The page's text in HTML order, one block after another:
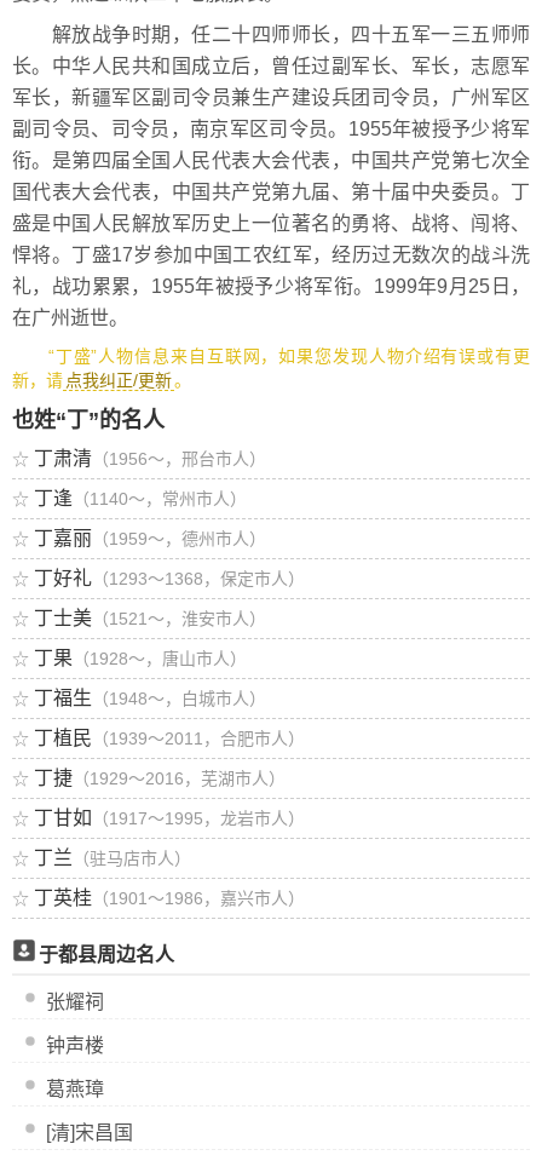
解放战争时期，任二十四师师长，四十五军一三五师师
长。中华人民共和国成立后，曾任过副军长、军长，志愿军
军长，新疆军区副司令员兼生产建设兵团司令员，广州军区
副司令员、司令员，南京军区司令员。1955年被授予少将军
衔。是第四届全国人民代表大会代表，中国共产党第七次全
国代表大会代表，中国共产党第九届、第十届中央委员。丁
盛是中国人民解放军历史上一位著名的勇将、战将、闯将、
悍将。丁盛17岁参加中国工农红军，经历过无数次的战斗洗
礼，战功累累，1955年被授予少将军衔。1999年9月25日，
在广州逝世。
“丁盛”人物信息来自互联网，如果您发现人物介绍有误或有更
新，请 点我纠正/更新。
也姓“丁”的名人
☆ 丁肃清 （1956～，邢台市人）
☆ 丁逢 （1140～，常州市人）
☆ 丁嘉丽 （1959～，德州市人）
☆ 丁好礼 （1293～1368，保定市人）
☆ 丁士美 （1521～，淮安市人）
☆ 丁果 （1928～，唐山市人）
☆ 丁福生 （1948～，白城市人）
☆ 丁植民 （1939～2011，合肥市人）
☆ 丁捷 （1929～2016，芜湖市人）
☆ 丁甘如 （1917～1995，龙岩市人）
☆ 丁兰 （驻马店市人）
☆ 丁英桂 （1901～1986，嘉兴市人）
于都县周边名人
张耀祠
钟声楼
葛燕璋
[清]宋昌国